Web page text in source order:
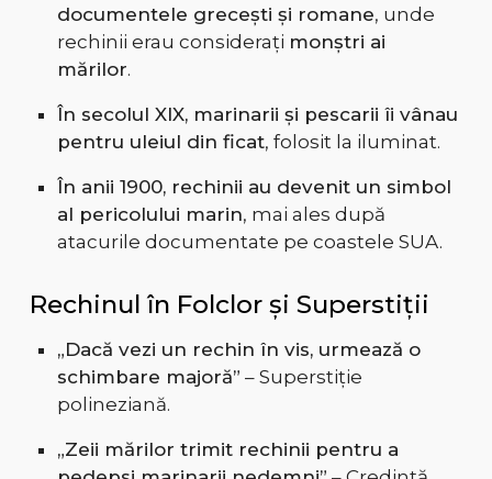
documentele grecești și romane, unde
rechinii erau considerați monștri ai
mărilor.
În secolul XIX, marinarii și pescarii îi vânau
pentru uleiul din ficat, folosit la iluminat.
În anii 1900, rechinii au devenit un simbol
al pericolului marin, mai ales după
atacurile documentate pe coastele SUA.
Rechinul în Folclor și Superstiții
„Dacă vezi un rechin în vis, urmează o
schimbare majoră” – Superstiție
polineziană.
„Zeii mărilor trimit rechinii pentru a